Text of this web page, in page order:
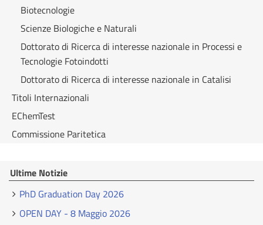
Biotecnologie
Scienze Biologiche e Naturali
Dottorato di Ricerca di interesse nazionale in Processi e
Tecnologie Fotoindotti
Dottorato di Ricerca di interesse nazionale in Catalisi
Titoli Internazionali
EChemTest
Commissione Paritetica
Ultime Notizie
PhD Graduation Day 2026
OPEN DAY - 8 Maggio 2026